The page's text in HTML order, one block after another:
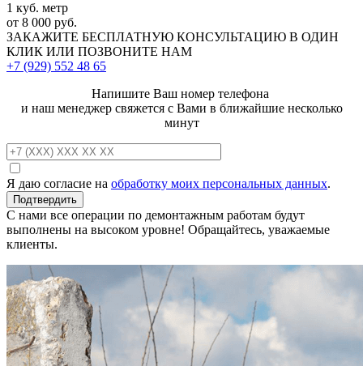
1 куб. метр
от 8 000 руб.
ЗАКАЖИТЕ БЕСПЛАТНУЮ КОНСУЛЬТАЦИЮ В ОДИН
КЛИК ИЛИ ПОЗВОНИТЕ НАМ
+7 (929) 552 48 65
Напишите Ваш номер телефона
и наш менеджер свяжется с Вами в ближайшие несколько
минут
Я даю согласие на обработку моих персональных данных.
С нами все операции по демонтажным работам будут
выполнены на высоком уровне! Обращайтесь, уважаемые
клиенты.